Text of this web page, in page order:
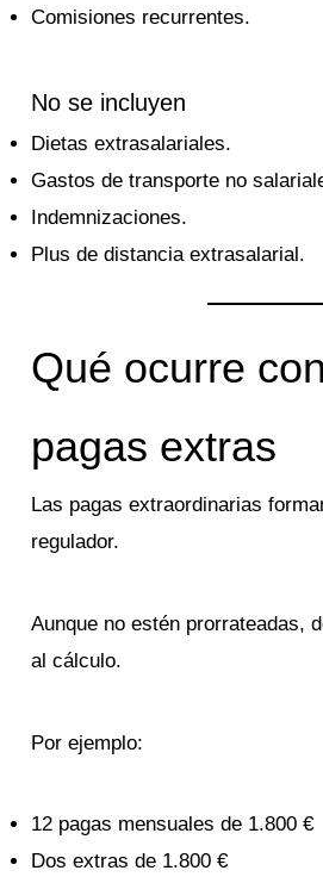
Comisiones recurrentes.
No se incluyen
Dietas extrasalariales.
Gastos de transporte no
Indemnizaciones.
Plus de distancia extrasalarial.
Qué ocurre
pagas extras
Las pagas extraordinarias
regulador.
Aunque no estén prorrateadas,
al cálculo.
Por ejemplo:
12 pagas mensuales de 1.800 €
Dos extras de 1.800 €